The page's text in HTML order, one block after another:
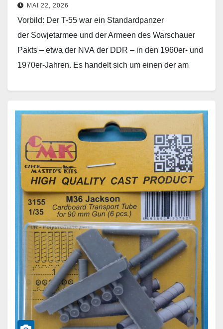
MAI 22, 2026
Vorbild: Der T-55 war ein Standardpanzer
der Sowjetarmee und der Armeen des Warschauer
Pakts – etwa der NVA der DDR – in den 1960er- und
1970er-Jahren. Es handelt sich um einen der am
Weiterlesen